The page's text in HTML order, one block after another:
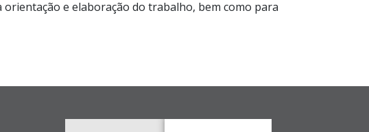
orientação e elaboração do trabalho, bem como para